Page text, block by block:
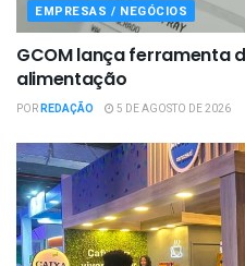
EMPRESAS / NEGÓCIOS
GCOM lança ferramenta
alimentação
PORREDAÇÃO 5 DE AGOSTO DE 2026